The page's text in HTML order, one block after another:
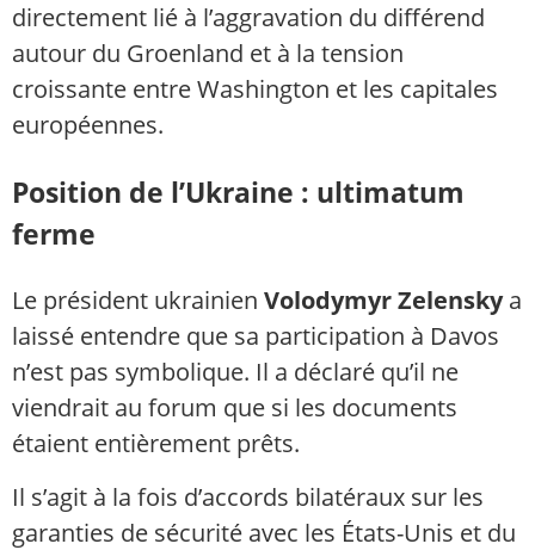
directement lié à l’aggravation du différend
autour du Groenland et à la tension
croissante entre Washington et les capitales
européennes.
Position de l’Ukraine : ultimatum
ferme
Le président ukrainien Volodymyr Zelenskya
laissé entendre que sa participation à Davos
n’est pas symbolique. Il a déclaré qu’il ne
viendrait au forum que si les documents
étaient entièrement prêts.
Il s’agit à la fois d’accords bilatéraux sur les
garanties de sécurité avec les États-Unis et du